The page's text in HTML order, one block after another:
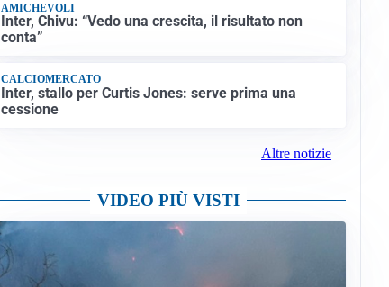
AMICHEVOLI
Inter, Chivu: “Vedo una crescita, il risultato non
conta”
CALCIOMERCATO
Inter, stallo per Curtis Jones: serve prima una
cessione
Altre notizie
VIDEO PIÙ VISTI